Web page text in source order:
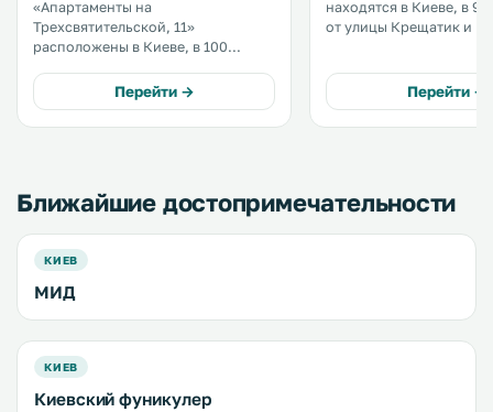
«Апартаменты на
Трехсвятительской, 11»
расположены в Киеве, в 100
Златоверхого монастыря. Из них
открывается вид на город. До
Софийского собора нужно пройти
Перейти →
находятся в Киеве, в
от улицы Крещатик и в
кухня с
духовкой и
Перейти →
Ближайшие достопримечательности
КИЕВ
МИД
КИЕВ
Киевский фуникулер